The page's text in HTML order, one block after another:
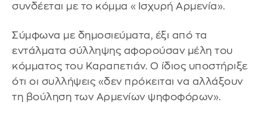
συνδέεται με το κόμμα «Ισχυρή Αρμενία».
Σύμφωνα με δημοσιεύματα, έξι από τα
εντάλματα σύλληψης αφορούσαν μέλη του
κόμματος του Καραπετιάν. Ο ίδιος υποστήριξε
ότι οι συλλήψεις «δεν πρόκειται να αλλάξουν
τη βούληση των Αρμενίων ψηφοφόρων».